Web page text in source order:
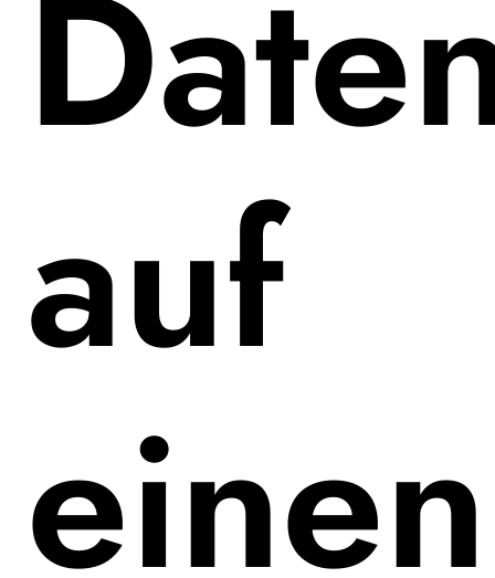
auf
einen